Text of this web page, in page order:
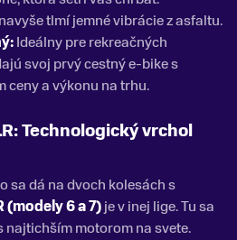
tlmí jemné vibrácie z asfaltu.
Ideálny pre rekreačných
svoj prvý cestný e-bike s
ceny a výkonu na trhu.
Technologický vrchol
sa dá na dvoch kolesách s
(modely 6 a 7)je v inej lige. Tu sa
motorom na svete.